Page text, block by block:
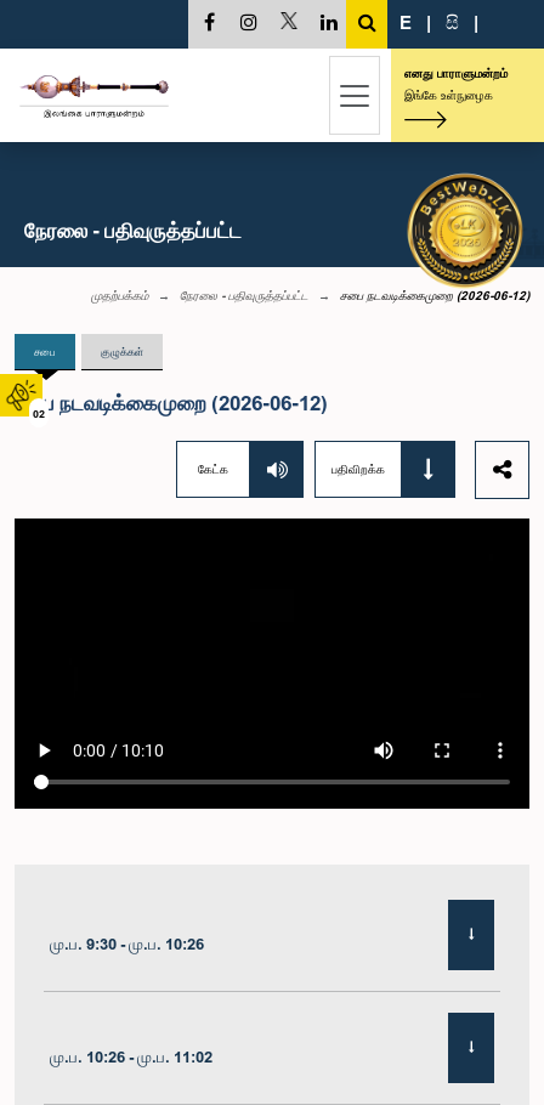
02
E | සි |
எனது பாராளுமன்றம்
இங்கே உள்நுழைக
நேரலை - பதிவுருத்தப்பட்ட
முதற்பக்கம் நேரலை - பதிவுருத்தப்பட்ட சபை நடவடிக்கைமுறை (2026-06-12)
சபை குழுக்கள்
சபை நடவடிக்கைமுறை (2026-06-12)
கேட்க பதிவிறக்க
மு.ப. 9:30 - மு.ப. 10:26
மு.ப. 10:26 - மு.ப. 11:02